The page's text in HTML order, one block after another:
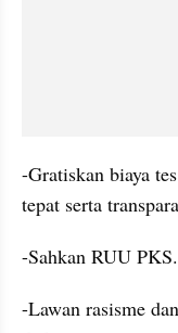
-Gratiskan biaya
tepat serta
-Sahkan RUU PKS.
-Lawan rasisme